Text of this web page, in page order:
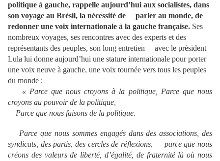
politique à gauche, rappelle aujourd’hui aux socialistes, dans
son voyage au Brésil, la nécessité de parler au monde, de
redonner une voix internationale à la gauche française. Ses
nombreux voyages, ses rencontres avec des experts et des
représentants des peuples, son long entretien avec le président
Lula lui donne aujourd’hui une stature internationale pour porter
une voix neuve à gauche, une voix tournée vers tous les peuples
du monde :
« Parce que nous croyons à la politique, Parce que nous
croyons au pouvoir de la politique,
Parce que nous faisons de la politique.
Parce que nous sommes engagés dans des associations, des
syndicats, des partis, des cercles de réflexions, parce que nous
créons des valeurs de liberté, d’égalité, de fraternité là où nous